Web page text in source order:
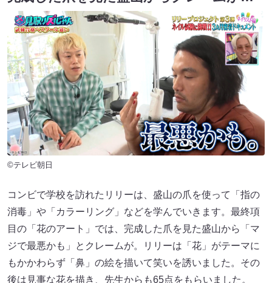
©テレビ朝日
コンビで学校を訪れたリリーは、盛山の爪を使って「指の
消毒」や「カラーリング」などを学んでいきます。最終項
目の「花のアート」では、完成した爪を見た盛山から「マ
ジで最悪かも」とクレームが。リリーは「花」がテーマに
もかかわらず「鼻」の絵を描いて笑いを誘いました。その
後は見事な花を描き、先生からも65点をもらいました。